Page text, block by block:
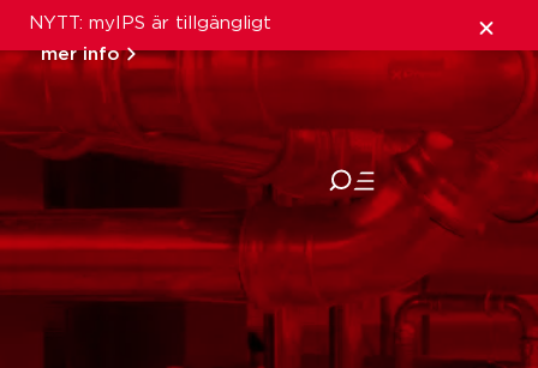
NYTT: myIPS är tillgängligt
mer info
stäng